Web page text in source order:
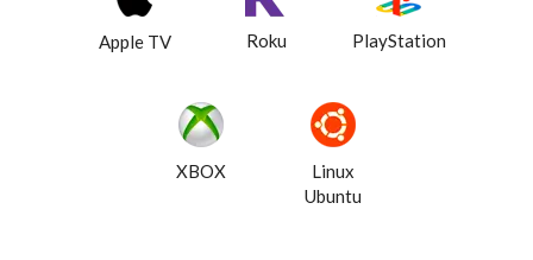
Apple TV Roku PlayStation
XBOX
Linux
Ubuntu